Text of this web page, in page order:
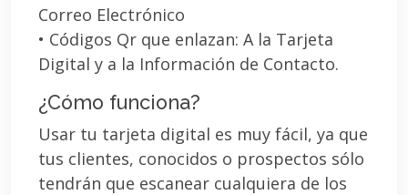
Correo Electrónico
• Códigos Qr que enlazan: A la Tarjeta
Digital y a la Información de Contacto.
¿Cómo funciona?
Usar tu tarjeta digital es muy fácil, ya que
tus clientes, conocidos o prospectos sólo
tendrán que escanear cualquiera de los